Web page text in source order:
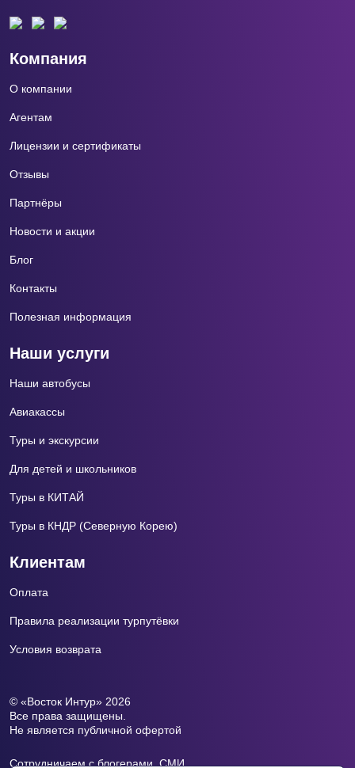
Компания
О компании
Агентам
Лицензии и сертификаты
Отзывы
Партнёры
Новости и акции
Блог
Контакты
Полезная информация
Наши услуги
Наши автобусы
Авиакассы
Туры и экскурсии
Для детей и школьников
Туры в КИТАЙ
Туры в КНДР (Северную Корею)
Клиентам
Оплата
Правила реализации турпутёвки
Условия возврата
© «Восток Интур» 2026
Все права защищены.
Не является публичной офертой
Сотрудничаем с блогерами, СМИ.